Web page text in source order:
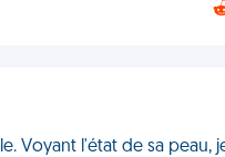
Voyant l'état de sa